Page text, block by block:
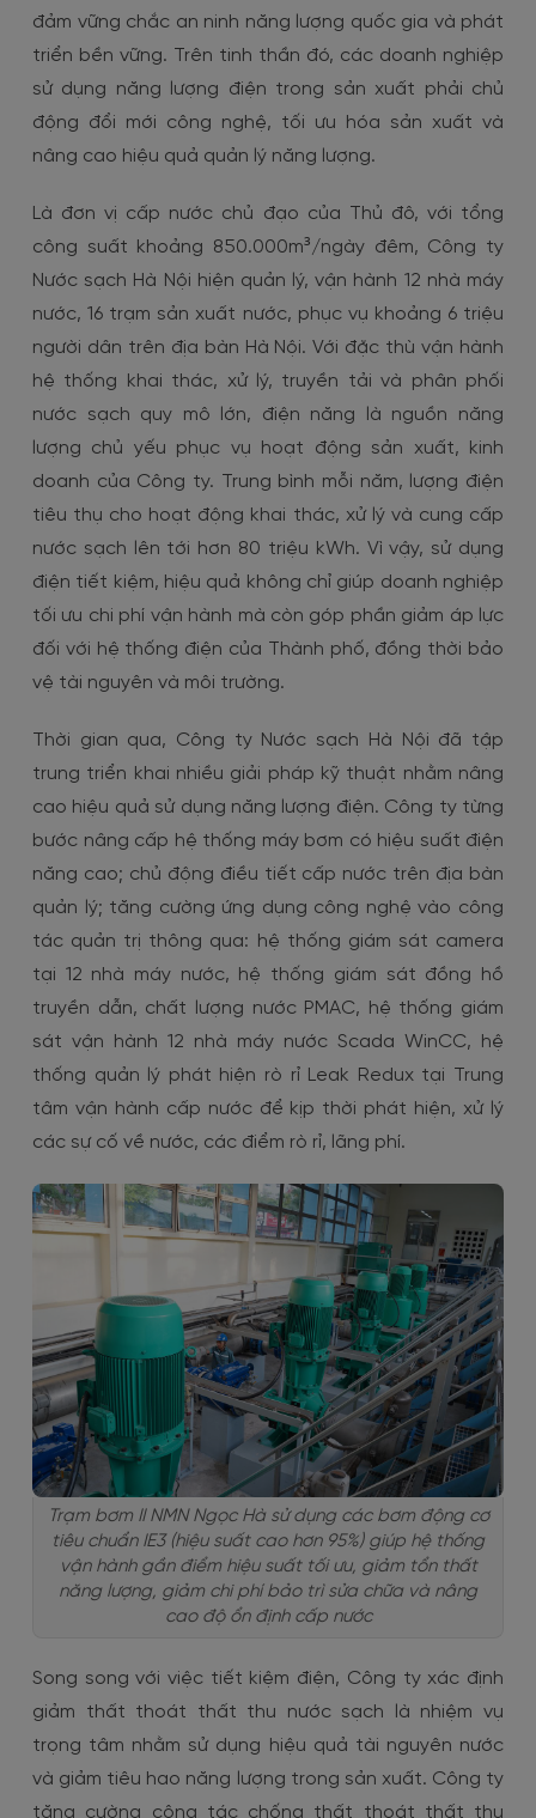
đảm vững chắc an ninh năng lượng quốc gia và phát
triển bền vững. Trên tinh thần đó, các doanh nghiệp
sử dụng năng lượng điện trong sản xuất phải chủ
động đổi mới công nghệ, tối ưu hóa sản xuất và
nâng cao hiệu quả quản lý năng lượng.
Là đơn vị cấp nước chủ đạo của Thủ đô, với tổng
công suất khoảng 850.000m³/ngày đêm, Công ty
Nước sạch Hà Nội hiện quản lý, vận hành 12 nhà máy
nước, 16 trạm sản xuất nước, phục vụ khoảng 6 triệu
người dân trên địa bàn Hà Nội. Với đặc thù vận hành
hệ thống khai thác, xử lý, truyền tải và phân phối
nước sạch quy mô lớn, điện năng là nguồn năng
lượng chủ yếu phục vụ hoạt động sản xuất, kinh
doanh của Công ty. Trung bình mỗi năm, lượng điện
tiêu thụ cho hoạt động khai thác, xử lý và cung cấp
nước sạch lên tới hơn 80 triệu kWh. Vì vậy, sử dụng
điện tiết kiệm, hiệu quả không chỉ giúp doanh nghiệp
tối ưu chi phí vận hành mà còn góp phần giảm áp lực
đối với hệ thống điện của Thành phố, đồng thời bảo
vệ tài nguyên và môi trường.
Thời gian qua, Công ty Nước sạch Hà Nội đã tập
trung triển khai nhiều giải pháp kỹ thuật nhằm nâng
cao hiệu quả sử dụng năng lượng điện. Công ty từng
bước nâng cấp hệ thống máy bơm có hiệu suất điện
năng cao; chủ động điều tiết cấp nước trên địa bàn
quản lý; tăng cường ứng dụng công nghệ vào công
tác quản trị thông qua: hệ thống giám sát camera
tại 12 nhà máy nước, hệ thống giám sát đồng hồ
truyền dẫn, chất lượng nước PMAC, hệ thống giám
sát vận hành 12 nhà máy nước Scada WinCC, hệ
thống quản lý phát hiện rò rỉ Leak Redux tại Trung
tâm vận hành cấp nước để kịp thời phát hiện, xử lý
các sự cố về nước, các điểm rò rỉ, lãng phí.
Trạm bơm II NMN Ngọc Hà sử dụng các bơm động cơ
tiêu chuẩn IE3 (hiệu suất cao hơn 95%) giúp hệ thống
vận hành gần điểm hiệu suất tối ưu, giảm tổn thất
năng lượng, giảm chi phí bảo trì sửa chữa và nâng
cao độ ổn định cấp nước
Song song với việc tiết kiệm điện, Công ty xác định
giảm thất thoát thất thu nước sạch là nhiệm vụ
trọng tâm nhằm sử dụng hiệu quả tài nguyên nước
và giảm tiêu hao năng lượng trong sản xuất. Công ty
tăng cường công tác chống thất thoát thất thu